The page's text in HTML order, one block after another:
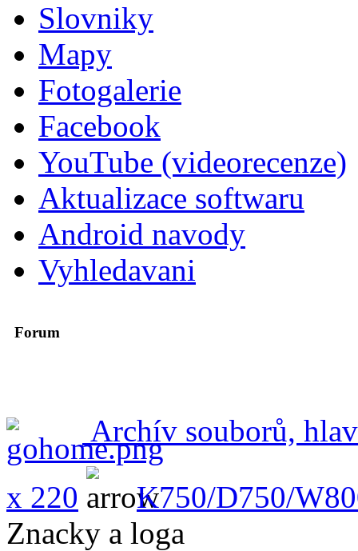
Slovniky
Mapy
Fotogalerie
Facebook
YouTube (videorecenze)
Aktualizace softwaru
Android navody
Vyhledavani
Forum
Archív souborů,
x 220
K750/D750/
Znacky a loga